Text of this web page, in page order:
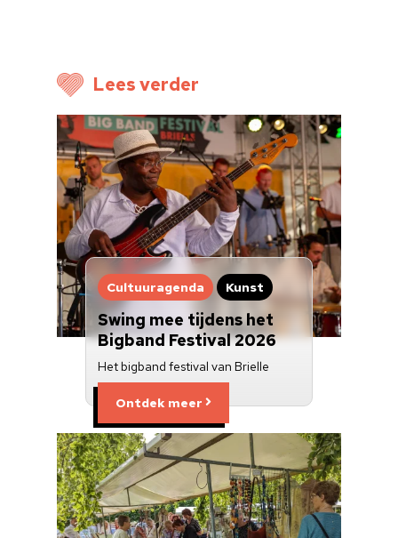
Lees verder
Cultuuragenda Kunst
Swing mee tijdens het
Bigband Festival 2026
Het bigband festival van Brielle
Ontdek meer
Cultuur op school
Over ons
Nieuwsbrief
Doneren